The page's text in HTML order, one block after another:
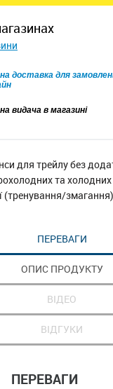
доставка для замовлень
видача в магазині
для трейлу без
та холодних
(тренування/
ПЕРЕВАГИ
ОПИС ПРОДУКТУ
ВІДЕО
ВІДГУКИ
ПЕРЕВАГИ